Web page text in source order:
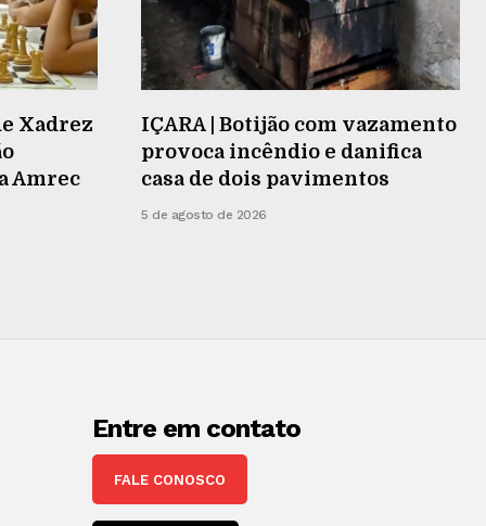
Xadrez
Amrec
IÇARA | Botijão com vazamento
provoca incêndio e danifica
casa de dois pavimentos
5 de agosto de 2026
Entre em contato
FALE CONOSCO